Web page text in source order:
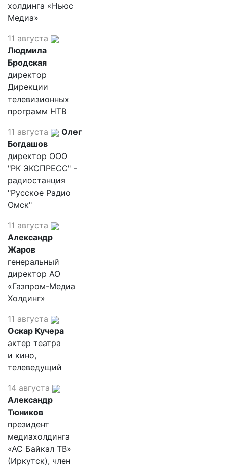
холдинга «Ньюс
Медиа»
11 августа
Людмила
Бродская
директор
Дирекции
телевизионных
программ НТВ
11 августа
Олег
Богдашов
директор ООО
"РК ЭКСПРЕСС" -
радиостанция
"Русское Радио
Омск"
11 августа
Александр
Жаров
генеральный
директор АО
«Газпром-Медиа
Холдинг»
11 августа
Оскар Кучера
актер театра
и кино,
телеведущий
14 августа
Александр
Тюников
президент
медиахолдинга
«АС Байкал ТВ»
(Иркутск), член